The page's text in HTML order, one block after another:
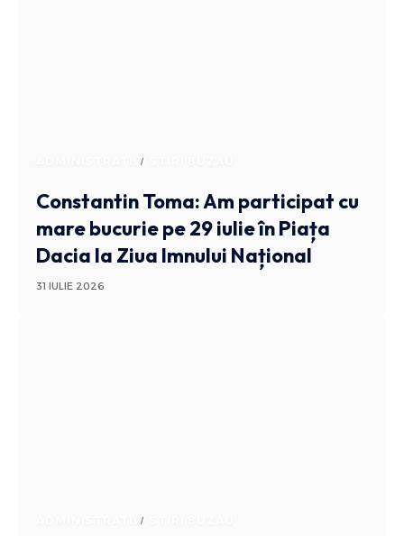
ADMINISTRATIV
Constantin Toma: Am participat cu
mare bucurie pe 29 iulie în Piața
Dacia la Ziua Imnului Național
31 IULIE 2026
ADMINISTRATIV